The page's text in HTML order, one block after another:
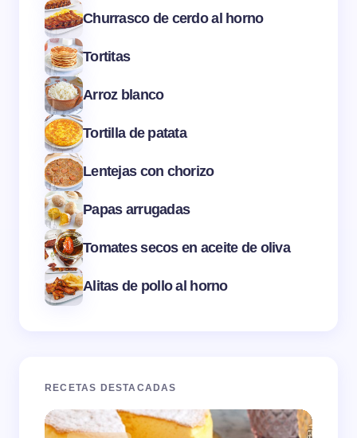
Churrasco de cerdo al horno
Tortitas
Arroz blanco
Tortilla de patata
Lentejas con chorizo
Papas arrugadas
Tomates secos en aceite de oliva
Alitas de pollo al horno
RECETAS DESTACADAS